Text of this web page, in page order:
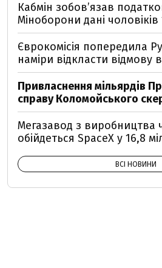
Кабмін зобовʼязав
Міноборони дані чоловіків
Єврокомісія попередила
наміри відкласти відмову
Привласнення мільярдів
справу Коломойського
Мегазавод з виробництва
обійдеться SpaceX у 16,8
ВСІ НОВИНИ